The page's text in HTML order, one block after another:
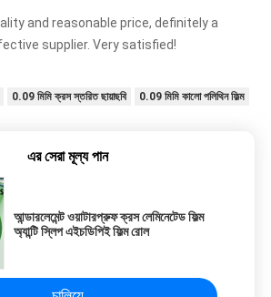
and reasonable price, definitely a
supplier. Very satisfied!
0.09 মিমি ক্রস স্তরিত ছায়াছবি 0.09 মিমি কালো পলিথিন ফিল্ম
এর সেরা মূল্য পান
আন্ডারলেমেন্ট ওয়াটারপ্রুফ ক্রস লেমিনেটেড ফিল্ম
অ্যান্টি স্লিপ এইচডিপিই ফিল্ম রোল